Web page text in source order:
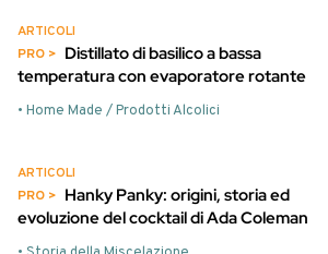
ARTICOLI
Distillato di basilico a bassa
temperatura con evaporatore rotante
• Home Made / Prodotti Alcolici
ARTICOLI
Hanky Panky: origini, storia ed
evoluzione del cocktail di Ada Coleman